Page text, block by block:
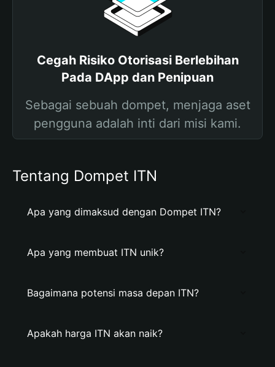
Cegah Risiko Otorisasi Berlebihan
Pada DApp dan Penipuan
Sebagai sebuah dompet, menjaga aset
pengguna adalah inti dari misi kami.
Tentang Dompet ITN
Apa yang dimaksud dengan Dompet ITN?
Apa yang membuat ITN unik?
Bagaimana potensi masa depan ITN?
Apakah harga ITN akan naik?